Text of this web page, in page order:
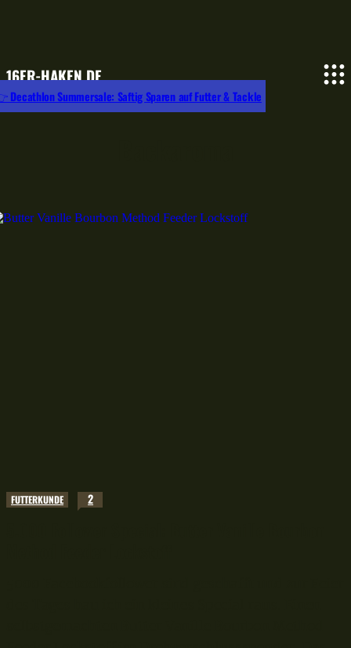
16ER-HAKEN.DE
Decathlon Summersale: Saftig Sparen auf Futter & Tackle
FUTTERKUNDE 2